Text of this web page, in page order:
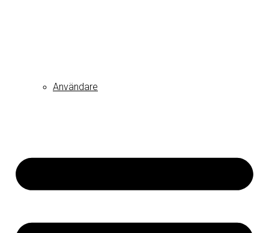
Användare